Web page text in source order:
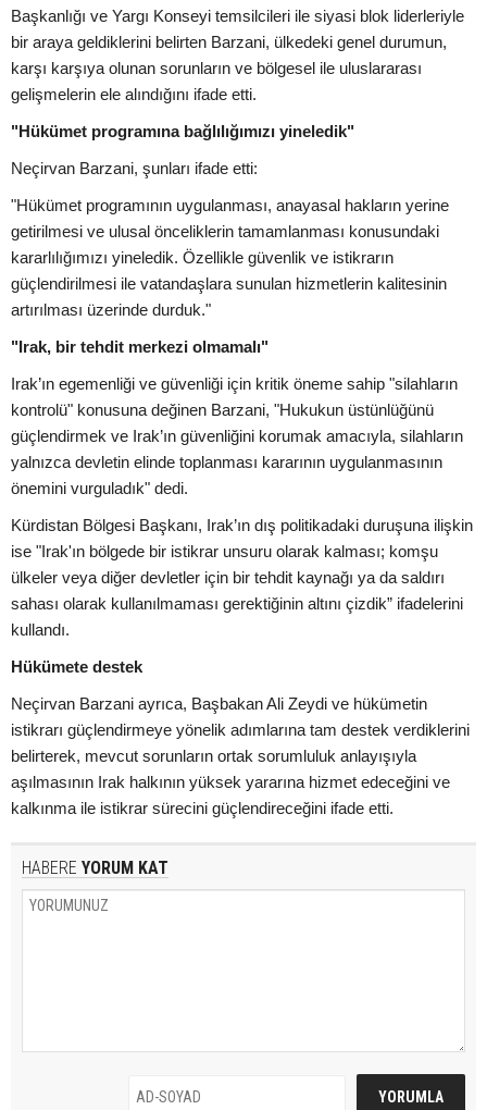
Başkanlığı ve Yargı Konseyi temsilcileri ile siyasi blok liderleriyle
bir araya geldiklerini belirten Barzani, ülkedeki genel durumun,
karşı karşıya olunan sorunların ve bölgesel ile uluslararası
gelişmelerin ele alındığını ifade etti.
"Hükümet programına bağlılığımızı yineledik"
Neçirvan Barzani, şunları ifade etti:
"Hükümet programının uygulanması, anayasal hakların yerine
getirilmesi ve ulusal önceliklerin tamamlanması konusundaki
kararlılığımızı yineledik. Özellikle güvenlik ve istikrarın
güçlendirilmesi ile vatandaşlara sunulan hizmetlerin kalitesinin
artırılması üzerinde durduk."
"Irak, bir tehdit merkezi olmamalı"
Irak’ın egemenliği ve güvenliği için kritik öneme sahip "silahların
kontrolü" konusuna değinen Barzani, "Hukukun üstünlüğünü
güçlendirmek ve Irak’ın güvenliğini korumak amacıyla, silahların
yalnızca devletin elinde toplanması kararının uygulanmasının
önemini vurguladık" dedi.
Kürdistan Bölgesi Başkanı, Irak’ın dış politikadaki duruşuna ilişkin
ise "Irak'ın bölgede bir istikrar unsuru olarak kalması; komşu
ülkeler veya diğer devletler için bir tehdit kaynağı ya da saldırı
sahası olarak kullanılmaması gerektiğinin altını çizdik” ifadelerini
kullandı.
Hükümete destek
Neçirvan Barzani ayrıca, Başbakan Ali Zeydi ve hükümetin
istikrarı güçlendirmeye yönelik adımlarına tam destek verdiklerini
belirterek, mevcut sorunların ortak sorumluluk anlayışıyla
aşılmasının Irak halkının yüksek yararına hizmet edeceğini ve
kalkınma ile istikrar sürecini güçlendireceğini ifade etti.
HABERE YORUM KAT